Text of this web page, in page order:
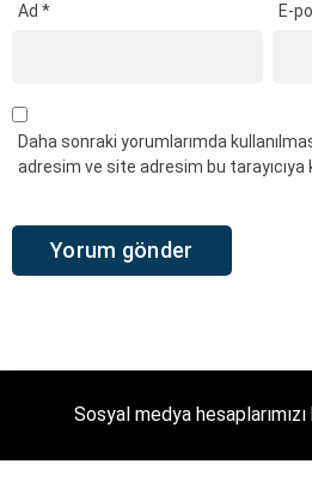
Ad * E-
Daha sonraki yorumlarımda
adresim ve site adresim bu tarayıcıya
Sosyal medya